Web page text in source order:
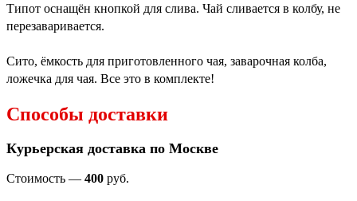
Типот оснащён кнопкой для слива. Чай сливается в колбу, не
перезаваривается.
Сито, ёмкость для приготовленного чая, заварочная колба,
ложечка для чая. Все это в комплекте!
Способы доставки
Курьерская доставка по Москве
Стоимость — 400 руб.